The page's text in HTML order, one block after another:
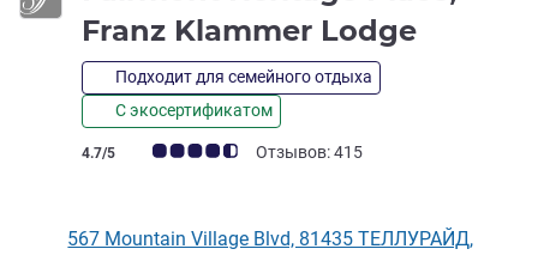
Franz Klammer Lodge
Подходит для семейного отдыха
С экосертификатом
Примечание: отзывы клиентов (Рейтинг ALL)
4.7/5 Отзывов: 415
567 Mountain Village Blvd, 81435 ТЕЛЛУРАЙД,